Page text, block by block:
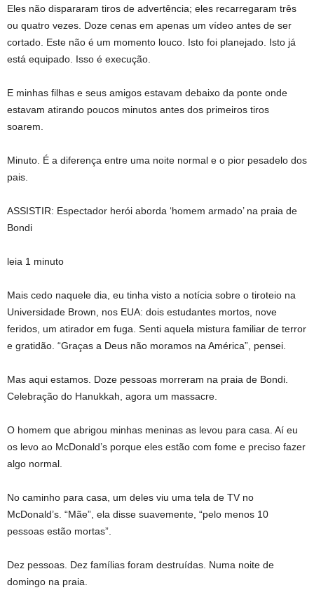
Eles não dispararam tiros de advertência; eles recarregaram três
ou quatro vezes. Doze cenas em apenas um vídeo antes de ser
cortado. Este não é um momento louco. Isto foi planejado. Isto já
está equipado. Isso é execução.
E minhas filhas e seus amigos estavam debaixo da ponte onde
estavam atirando poucos minutos antes dos primeiros tiros
soarem.
Minuto. É a diferença entre uma noite normal e o pior pesadelo dos
pais.
ASSISTIR: Espectador herói aborda ‘homem armado’ na praia de
Bondi
leia 1 minuto
Mais cedo naquele dia, eu tinha visto a notícia sobre o tiroteio na
Universidade Brown, nos EUA: dois estudantes mortos, nove
feridos, um atirador em fuga. Senti aquela mistura familiar de terror
e gratidão. “Graças a Deus não moramos na América”, pensei.
Mas aqui estamos. Doze pessoas morreram na praia de Bondi.
Celebração do Hanukkah, agora um massacre.
O homem que abrigou minhas meninas as levou para casa. Aí eu
os levo ao McDonald’s porque eles estão com fome e preciso fazer
algo normal.
No caminho para casa, um deles viu uma tela de TV no
McDonald’s. “Mãe”, ela disse suavemente, “pelo menos 10
pessoas estão mortas”.
Dez pessoas. Dez famílias foram destruídas. Numa noite de
domingo na praia.